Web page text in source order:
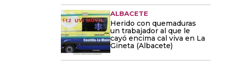
ALBACETE
Herido con quemaduras
un trabajador al que le
cayó encima cal viva en La
Gineta (Albacete)